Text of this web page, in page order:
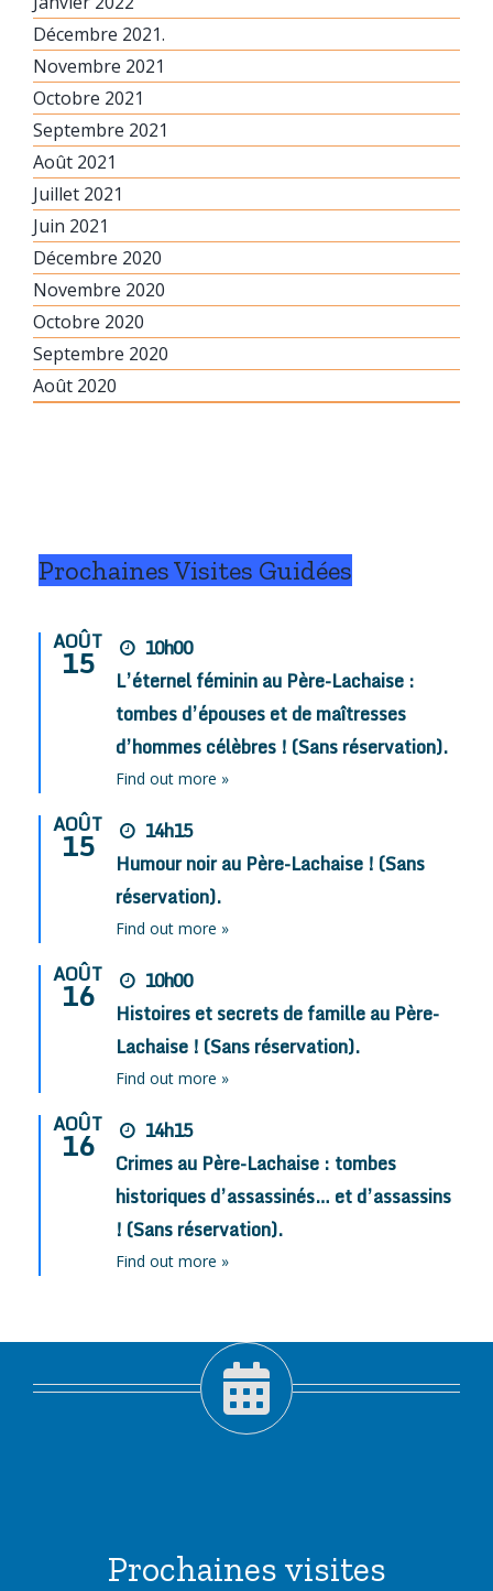
Décembre 2021.
Novembre 2021
Octobre 2021
Septembre 2021
Août 2021
Juillet 2021
Juin 2021
Décembre 2020
Novembre 2020
Octobre 2020
Septembre 2020
Août 2020
Prochaines Visites Guidées
AOÛT
15
10h00
L’éternel féminin au Père-Lachaise :
tombes d’épouses et de maîtresses
d’hommes célèbres ! (Sans réservation).
Find out more »
AOÛT
15
14h15
Humour noir au Père-Lachaise ! (Sans
réservation).
Find out more »
AOÛT
16
10h00
Histoires et secrets de famille au Père-
Lachaise ! (Sans réservation).
Find out more »
AOÛT
16
14h15
Crimes au Père-Lachaise : tombes
historiques d’assassinés… et d’assassins
! (Sans réservation).
Find out more »
Prochaines visites